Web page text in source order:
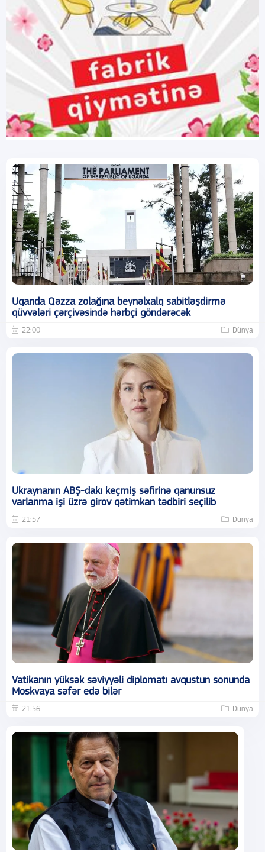
Uqanda Qəzza zolağına beynəlxalq sabitləşdirmə
qüvvələri çərçivəsində hərbçi göndərəcək
22:00 Dünya
Ukraynanın ABŞ-dakı keçmiş səfirinə qanunsuz
varlanma işi üzrə girov qətimkan tədbiri seçilib
21:57 Dünya
Vatikanın yüksək səviyyəli diplomatı avqustun sonunda
Moskvaya səfər edə bilər
21:56 Dünya